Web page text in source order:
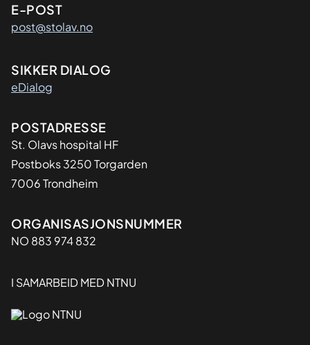
E-POST
post@stolav.no
SIKKER DIALOG
eDialog
Adresse
POSTADRESSE
St. Olavs hospital HF
Postboks 3250 Torgarden
7006 Trondheim
Organisasjon
ORGANISASJONSNUMMER
NO 883 974 832
I SAMARBEID MED NTNU